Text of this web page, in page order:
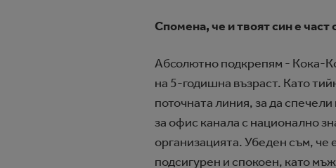
Спомена, че и твоят син е
Абсолютно подкрепям - Кока-
на 5-годишна възраст. Като
поточната линия, за да
за офис канала с национално
организацията. Убеден съм, че
подсигурен и спокоен, като